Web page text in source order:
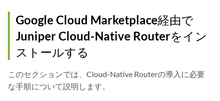
Google Cloud Marketplace経由で
Juniper Cloud-Native Routerをイン
ストールする
このセクションでは、Cloud-Native Routerの導入に必要
な手順について説明します。